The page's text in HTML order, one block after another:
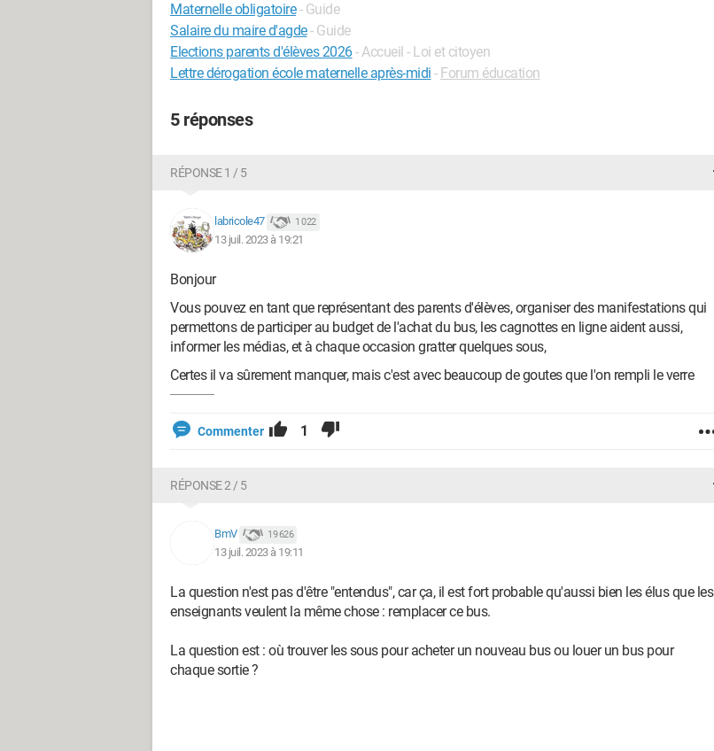
Maternelle obligatoire - Guide
Salaire du maire d'agde- Guide
Elections parents d'élèves 2026- Accueil - Loi et citoyen
Lettre dérogation école maternelle après-midi - Forum éducation
5 réponses
RÉPONSE 1 / 5
labricole47 1 022
13 juil. 2023 à 19:21
Bonjour
Vous pouvez en tant que représentant des parents d'élèves, organiser des manifestations qui
permettons de participer au budget de l'achat du bus, les cagnottes en ligne aident aussi,
informer les médias, et à chaque occasion gratter quelques sous,
Certes il va sûrement manquer, mais c'est avec beaucoup de goutes que l'on rempli le verre
Commenter 1
RÉPONSE 2 / 5
BmV 19 626
13 juil. 2023 à 19:11
La question n'est pas d'être "entendus", car ça, il est fort probable qu'aussi bien les élus que les
enseignants veulent la même chose : remplacer ce bus.
La question est : où trouver les sous pour acheter un nouveau bus ou louer un bus pour
chaque sortie ?